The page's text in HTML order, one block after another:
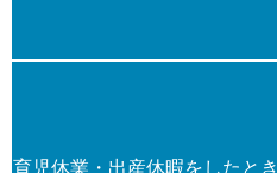
育児休業・出産休暇をしたとき